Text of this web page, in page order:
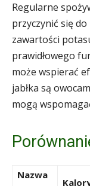
Regularne
przyczynić się
zawartości
prawidłowego
może wspierać
jabłka są
mogą
Nazwa